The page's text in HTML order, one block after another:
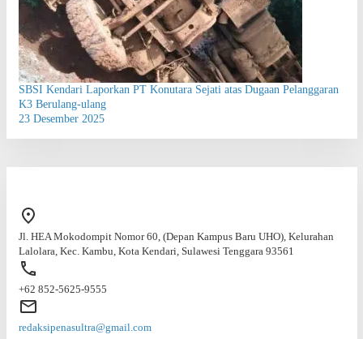
SBSI Kendari Laporkan PT Konutara Sejati atas Dugaan Pelanggaran
K3 Berulang-ulang
23 Desember 2025
Jl. HEA Mokodompit Nomor 60, (Depan Kampus Baru UHO), Kelurahan
Lalolara, Kec. Kambu, Kota Kendari, Sulawesi Tenggara 93561
+62 852-5625-9555
redaksipenasultra@gmail.com